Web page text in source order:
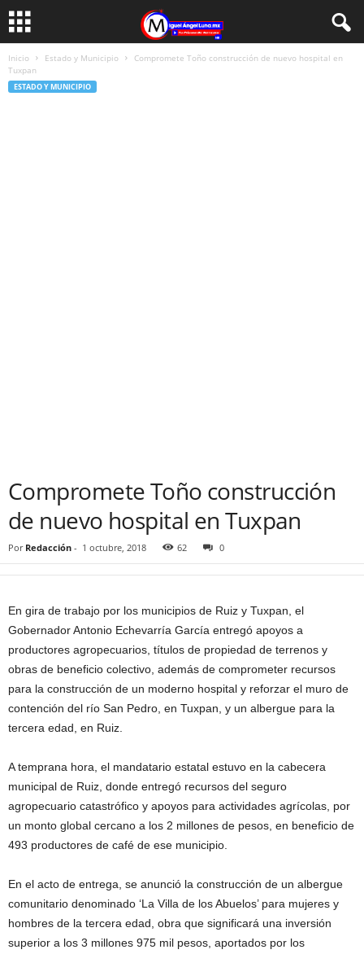
Inicio Estado y Municipio
Compromete Toño construcción de nuevo hospital en
Tuxpan
ESTADO Y MUNICIPIO
Compromete Toño construcción
de nuevo hospital en Tuxpan
Por Redacción - 1 octubre, 2018 62 0
En gira de trabajo por los municipios de Ruiz y Tuxpan, el
Gobernador Antonio Echevarría García entregó apoyos a
productores agropecuarios, títulos de propiedad de terrenos y
obras de beneficio colectivo, además de comprometer recursos
para la construcción de un moderno hospital y reforzar el muro de
contención del río San Pedro, en Tuxpan, y un albergue para la
tercera edad, en Ruiz.
A temprana hora, el mandatario estatal estuvo en la cabecera
municipal de Ruiz, donde entregó recursos del seguro
agropecuario catastrófico y apoyos para actividades agrícolas, por
un monto global cercano a los 2 millones de pesos, en beneficio de
493 productores de café de ese municipio.
En el acto de entrega, se anunció la construcción de un albergue
comunitario denominado ‘La Villa de los Abuelos’ para mujeres y
hombres de la tercera edad, obra que significará una inversión
superior a los 3 millones 975 mil pesos, aportados por los